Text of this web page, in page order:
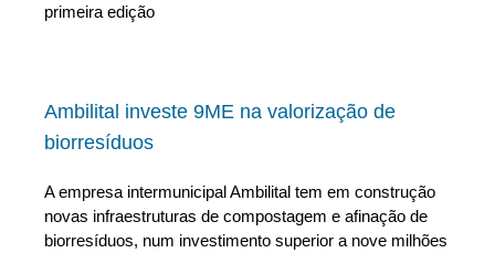
primeira edição
Ambilital investe 9ME na valorização de
biorresíduos
A empresa intermunicipal Ambilital tem em construção
novas infraestruturas de compostagem e afinação de
biorresíduos, num investimento superior a nove milhões